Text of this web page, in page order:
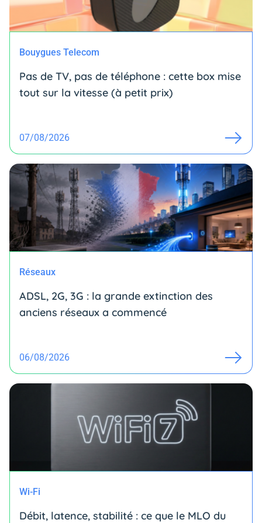
Bouygues Telecom
Pas de TV, pas de téléphone : cette box mise
tout sur la vitesse (à petit prix)
07/08/2026
Réseaux
ADSL, 2G, 3G : la grande extinction des
anciens réseaux a commencé
06/08/2026
Wi-Fi
Débit, latence, stabilité : ce que le MLO du